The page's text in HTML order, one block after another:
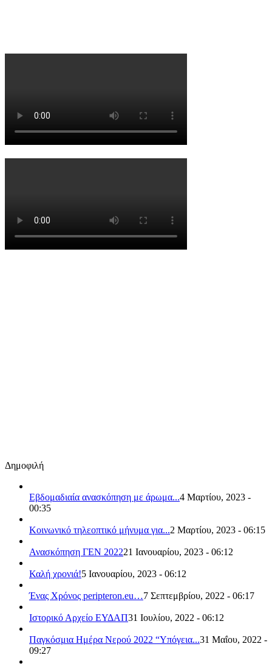
Δημοφιλή
Εβδομαδιαία ανασκόπηση με άρωμα...4 Μαρτίου, 2023 -
00:35
Κοινωνικό τηλεοπτικό μήνυμα για...2 Μαρτίου, 2023 - 06:15
Ανασκόπηση ΓΕΝ 202221 Ιανουαρίου, 2023 - 06:12
Καλή χρονιά!5 Ιανουαρίου, 2023 - 06:12
Ένας Χρόνος peripteron.eu…7 Σεπτεμβρίου, 2022 - 06:17
Ιστορικό Αρχείο ΕΥΔΑΠ31 Ιουλίου, 2022 - 06:12
Παγκόσμια Ημέρα Νερού 2022 “Υπόγεια...31 Μαΐου, 2022 -
09:27